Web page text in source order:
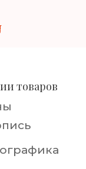
товаров